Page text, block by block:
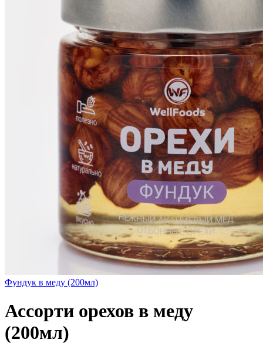
Фундук в меду (200мл)
Ассорти орехов в меду
(200мл)